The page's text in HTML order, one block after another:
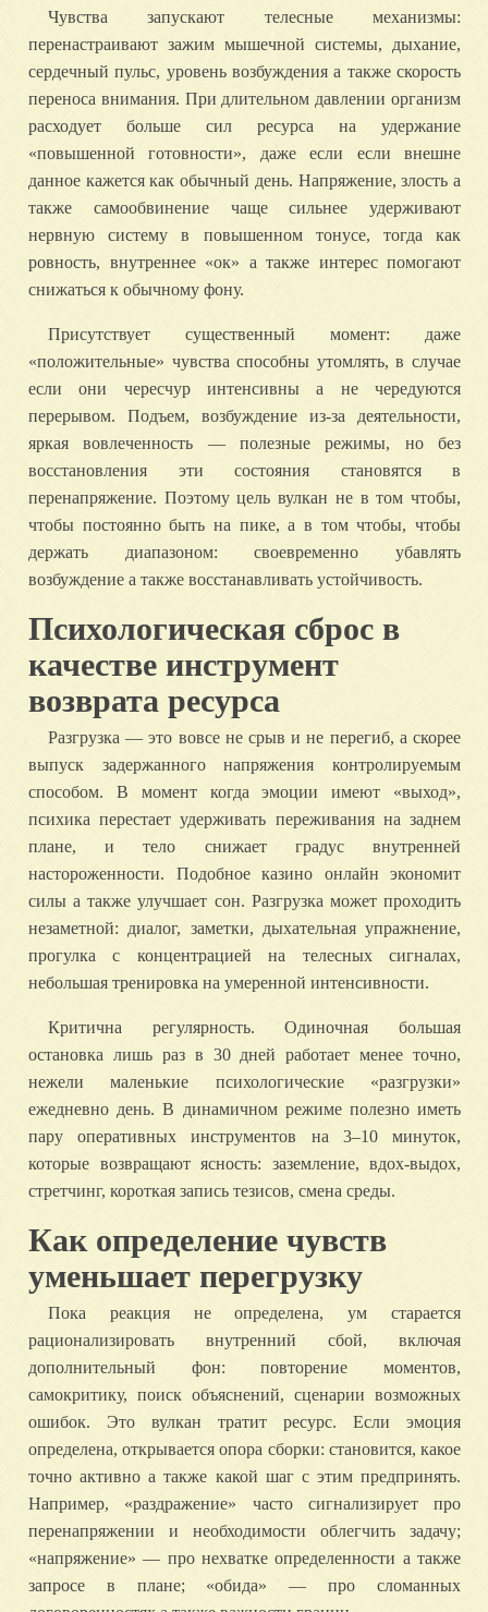
Чувства запускают телесные механизмы:
перенастраивают зажим мышечной системы, дыхание,
сердечный пульс, уровень возбуждения а также скорость
переноса внимания. При длительном давлении организм
расходует больше сил ресурса на удержание
«повышенной готовности», даже если если внешне
данное кажется как обычный день. Напряжение, злость а
также самообвинение чаще сильнее удерживают
нервную систему в повышенном тонусе, тогда как
ровность, внутреннее «ок» а также интерес помогают
снижаться к обычному фону.
Присутствует существенный момент: даже
«положительные» чувства способны утомлять, в случае
если они чересчур интенсивны а не чередуются
перерывом. Подъем, возбуждение из-за деятельности,
яркая вовлеченность — полезные режимы, но без
восстановления эти состояния становятся в
перенапряжение. Поэтому цель вулкан не в том чтобы,
чтобы постоянно быть на пике, а в том чтобы, чтобы
держать диапазоном: своевременно убавлять
возбуждение а также восстанавливать устойчивость.
Психологическая сброс в
качестве инструмент
возврата ресурса
Разгрузка — это вовсе не срыв и не перегиб, а скорее
выпуск задержанного напряжения контролируемым
способом. В момент когда эмоции имеют «выход»,
психика перестает удерживать переживания на заднем
плане, и тело снижает градус внутренней
настороженности. Подобное казино онлайн экономит
силы а также улучшает сон. Разгрузка может проходить
незаметной: диалог, заметки, дыхательная упражнение,
прогулка с концентрацией на телесных сигналах,
небольшая тренировка на умеренной интенсивности.
Критична регулярность. Одиночная большая
остановка лишь раз в 30 дней работает менее точно,
нежели маленькие психологические «разгрузки»
ежедневно день. В динамичном режиме полезно иметь
пару оперативных инструментов на 3–10 минуток,
которые возвращают ясность: заземление, вдох-выдох,
стретчинг, короткая запись тезисов, смена среды.
Как определение чувств
уменьшает перегрузку
Пока реакция не определена, ум старается
рационализировать внутренний сбой, включая
дополнительный фон: повторение моментов,
самокритику, поиск объяснений, сценарии возможных
ошибок. Это вулкан тратит ресурс. Если эмоция
определена, открывается опора сборки: становится, какое
точно активно а также какой шаг с этим предпринять.
Например, «раздражение» часто сигнализирует про
перенапряжении и необходимости облегчить задачу;
«напряжение» — про нехватке определенности а также
запросе в плане; «обида» — про сломанных